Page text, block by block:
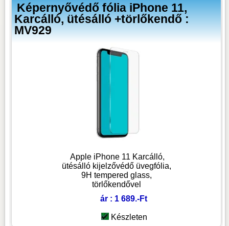
Képernyővédő fólia iPhone 11,
Karcálló, ütésálló +törlőkendő :
MV929
Apple iPhone 11 Karcálló,
ütésálló kijelzővédő üvegfólia,
9H tempered glass,
törlőkendővel
ár : 1 689.-Ft
Készleten